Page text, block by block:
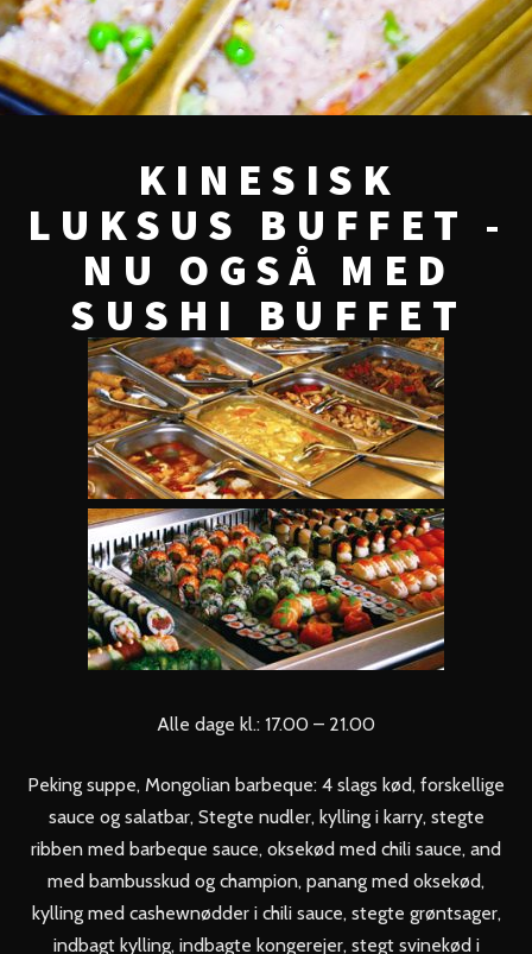
KINESISK
LUKSUS BUFFET -
NU OGSÅ MED
SUSHI BUFFET
Alle dage kl.: 17.00 – 21.00
Peking suppe, Mongolian barbeque: 4 slags kød, forskellige
sauce og salatbar, Stegte nudler, kylling i karry, stegte
ribben med barbeque sauce, oksekød med chili sauce, and
med bambusskud og champion, panang med oksekød,
kylling med cashewnødder i chili sauce, stegte grøntsager,
indbagt kylling, indbagte kongerejer, stegt svinekød i